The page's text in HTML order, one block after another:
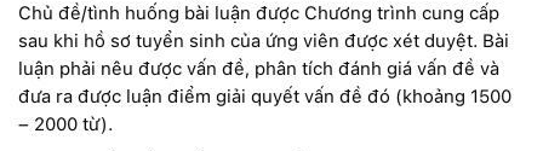
Chủ đề/tình huống bài luận được Chương trình cung cấp
sau khi hồ sơ tuyển sinh của ứng viên được xét duyệt. Bài
luận phải nêu được vấn đề, phân tích đánh giá vấn đề và
đưa ra được luận điểm giải quyết vấn đề đó (khoảng 1500
– 2000 từ).